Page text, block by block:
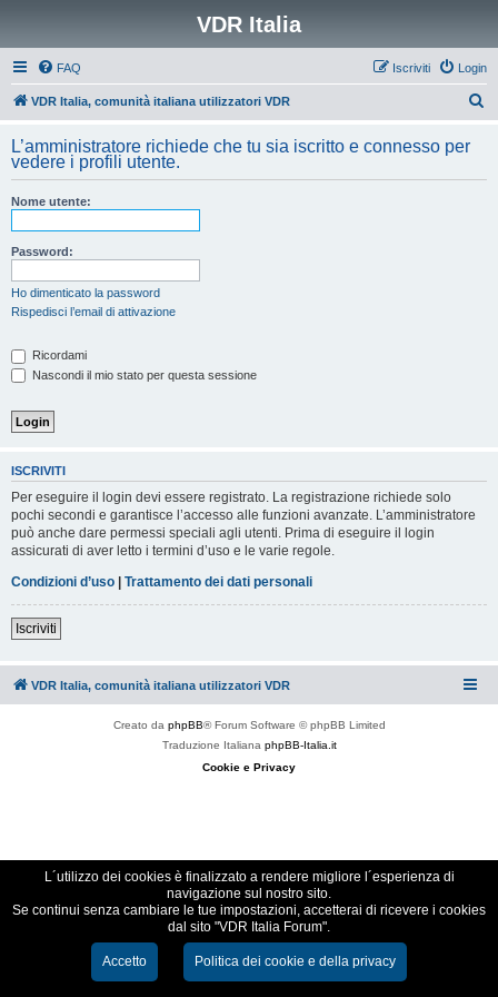
VDR Italia
FAQ Login
Iscriviti
VDR Italia, comunità italiana utilizzatori VDR
c
L’amministratore richiede che tu sia iscritto e connesso per
vedere i profili utente.
Nome utente:
Password:
Ho dimenticato la password
Rispedisci l’email di attivazione
Ricordami
Nascondi il mio stato per questa sessione
ISCRIVITI
Per eseguire il login devi essere registrato. La registrazione richiede solo
pochi secondi e garantisce l’accesso alle funzioni avanzate. L’amministratore
può anche dare permessi speciali agli utenti. Prima di eseguire il login
assicurati di aver letto i termini d’uso e le varie regole.
Condizioni d’uso | Trattamento dei dati personali
Iscriviti
VDR Italia, comunità italiana utilizzatori VDR
Creato da phpBB® Forum Software © phpBB Limited
Traduzione Italiana phpBB-Italia.it
Cookie e Privacy
L´utilizzo dei cookies è finalizzato a rendere migliore l´esperienza di
navigazione sul nostro sito.
Se continui senza cambiare le tue impostazioni, accetterai di ricevere i cookies
dal sito "VDR Italia Forum".
Accetto Politica dei cookie e della privacy